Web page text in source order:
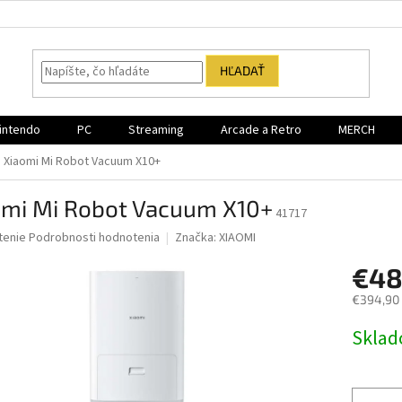
HĽADAŤ
PC Streaming Arcade a Retro MERCH
Xiaomi Mi Robot Vacuum X10+
Mi Robot Vacuum X10+ 41717
Podrobnosti hodnotenia Značka: XIAOMI
€394,90
cena: